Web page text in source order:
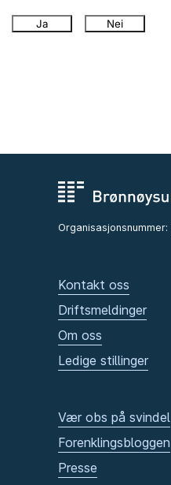
Ja Nei
Organisasjonsnummer:
Kontakt oss
Driftsmeldinger
Om oss
Ledige stillinger
Vær obs på svindel
Forenklingsbloggen
Presse